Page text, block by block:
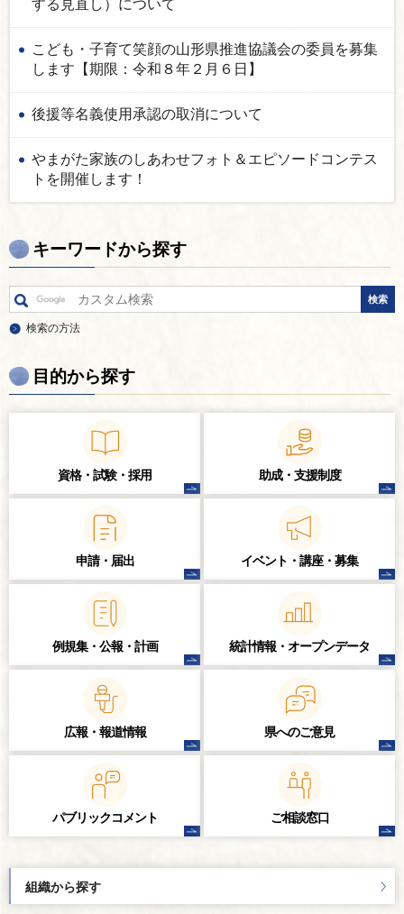
する見直し）について
こども・子育て笑顔の山形県推進協議会の委員を募集
します【期限：令和８年２月６日】
後援等名義使用承認の取消について
やまがた家族のしあわせフォト＆エピソードコンテス
トを開催します！
キーワードから探す
検索の方法
目的から探す
資格・試験・ 採用 助成・支援制度
申請・届出 イベント・講座・ 募集
例規集・公報・計画 統計情報・ オープンデータ
広報・報道情報 県へのご意見
パブリックコメント ご相談窓口
組織から探す